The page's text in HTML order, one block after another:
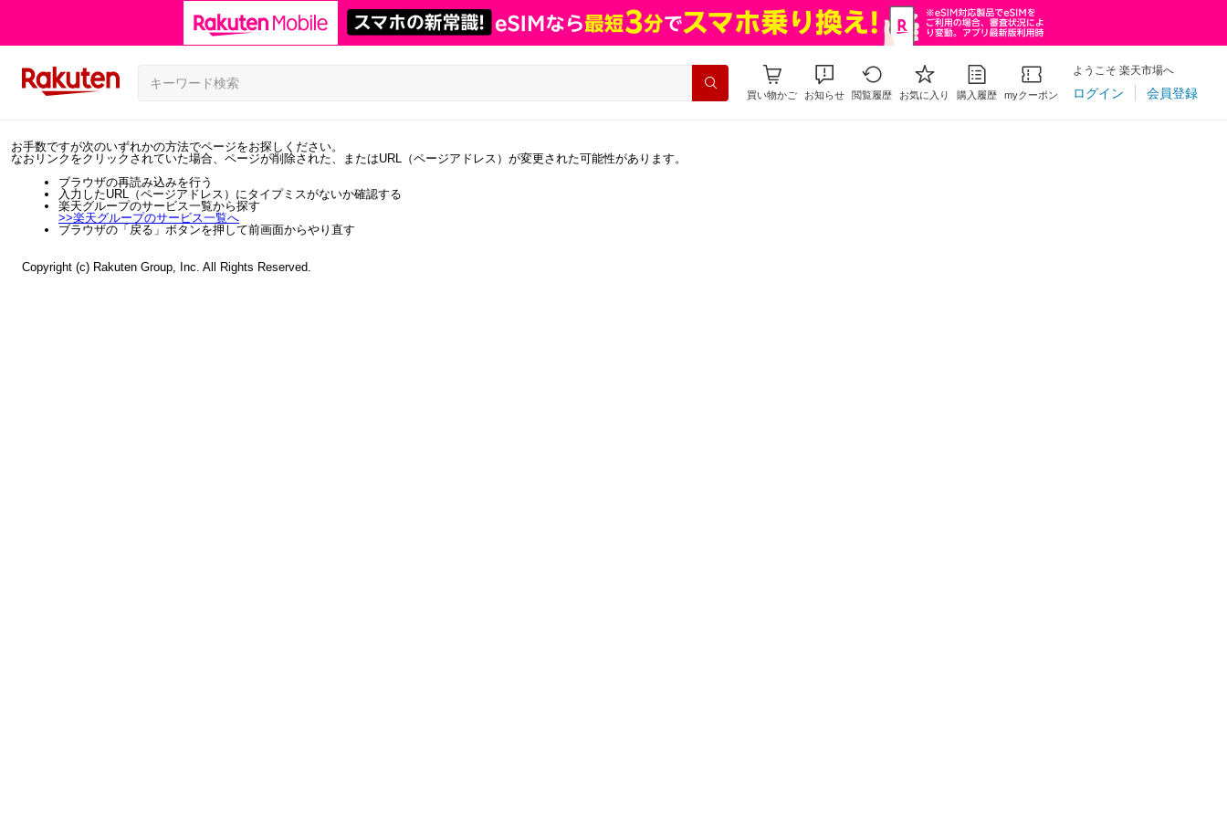
買い物かご お知らせ 閲覧履歴 お気に入り 購入履歴 myクーポン
ようこそ 楽天市場へ
ログイン 会員登録
お手数ですが次のいずれかの方法でページをお探しください。
なおリンクをクリックされていた場合、ページが削除された、またはURL（ページアドレス）が変更された可能性があります。
ブラウザの再読み込みを行う
入力したURL（ページアドレス）にタイプミスがないか確認する
楽天グループのサービス一覧から探す
>>楽天グループのサービス一覧へ
ブラウザの「戻る」ボタンを押して前画面からやり直す
Copyright (c) Rakuten Group, Inc. All Rights Reserved.